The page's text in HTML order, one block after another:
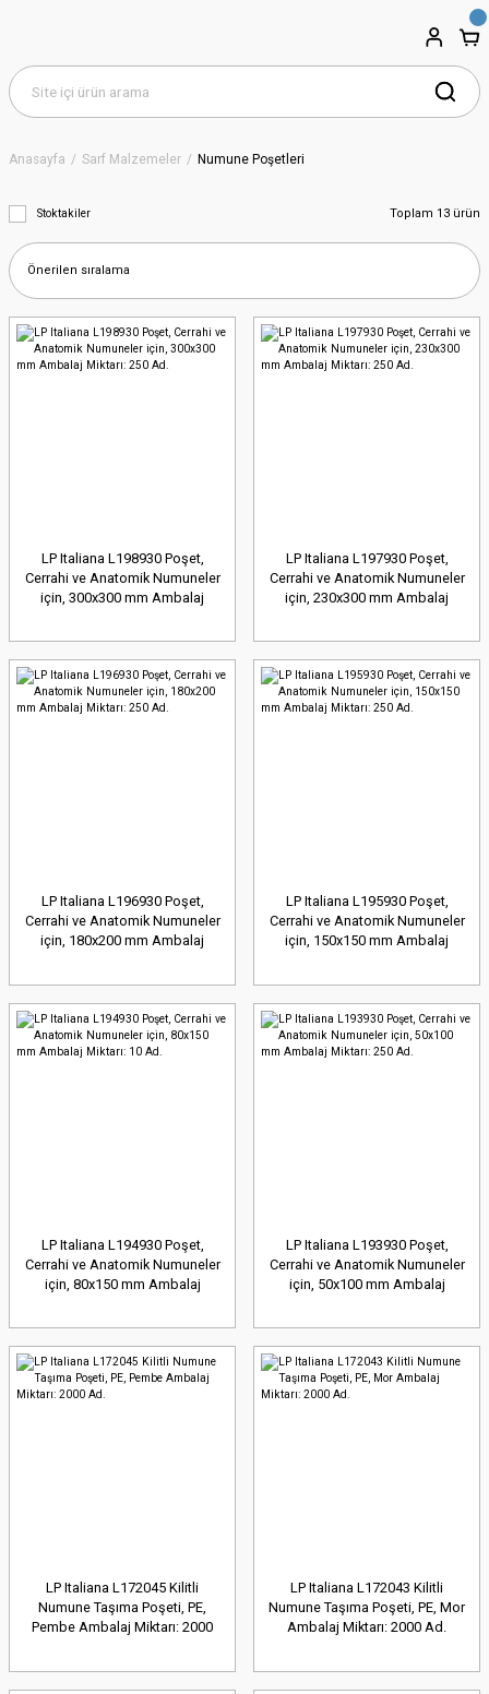
Anasayfa Sarf Malzemeler Numune Poşetleri
Stoktakiler Toplam 13 ürün
LP Italiana L198930 Poşet,
Cerrahi ve Anatomik Numuneler
için, 300x300 mm Ambalaj
LP Italiana L197930 Poşet,
Cerrahi ve Anatomik Numuneler
için, 230x300 mm Ambalaj
LP Italiana L196930 Poşet,
Cerrahi ve Anatomik Numuneler
için, 180x200 mm Ambalaj
LP Italiana L195930 Poşet,
Cerrahi ve Anatomik Numuneler
için, 150x150 mm Ambalaj
LP Italiana L194930 Poşet,
Cerrahi ve Anatomik Numuneler
için, 80x150 mm Ambalaj
LP Italiana L193930 Poşet,
Cerrahi ve Anatomik Numuneler
için, 50x100 mm Ambalaj
LP Italiana L172045 Kilitli
Numune Taşıma Poşeti, PE,
Pembe Ambalaj Miktarı: 2000
LP Italiana L172043 Kilitli
Numune Taşıma Poşeti, PE, Mor
Ambalaj Miktarı: 2000 Ad.